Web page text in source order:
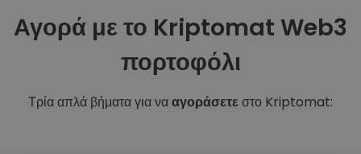
Αγορά με το Kriptomat Web3
πορτοφόλι
Τρία απλά βήματα για νααγοράσετε στο Kriptomat: